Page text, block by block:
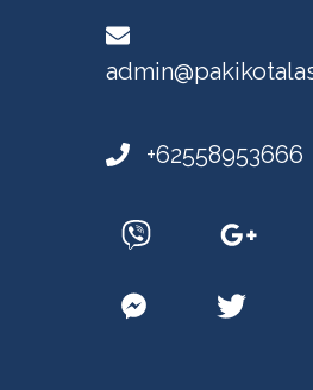
+62558953666